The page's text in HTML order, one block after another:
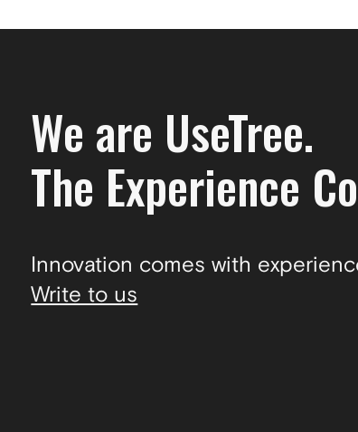
We are UseTree.
The Experience
Innovation comes with
Write to us